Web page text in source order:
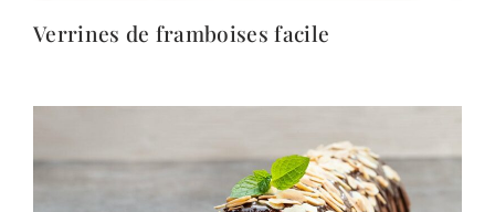
Verrines de framboises facile